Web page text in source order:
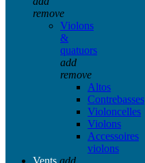
remove
Violons
&
quatuors
add
remove
Altos
Contrebasses
Violoncelles
Violons
Accessoires
violons
Vents add